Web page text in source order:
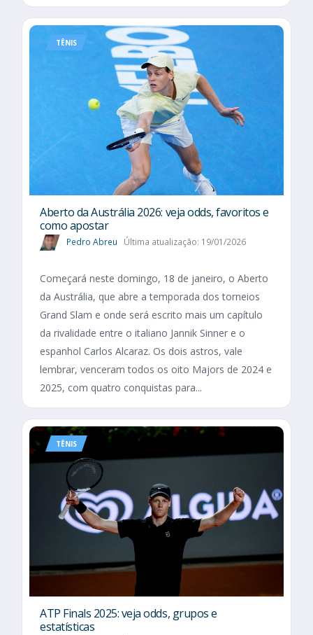
TÊNIS
Aberto da Austrália 2026: veja odds, favoritos e
como apostar
Pedro Abreu Última atualização: 19/01/2026
Começará neste domingo, 18 de janeiro, o Aberto
da Austrália, que abre a temporada dos torneios
Grand Slam e onde será escrito mais um capítulo
da rivalidade entre o italiano Jannik Sinner e o
espanhol Carlos Alcaraz. Os dois astros, vale
lembrar, venceram todos os oito Majors de 2024 e
2025, com quatro conquistas para...
TÊNIS
ATP Finals 2025: veja odds, grupos e
estatísticas